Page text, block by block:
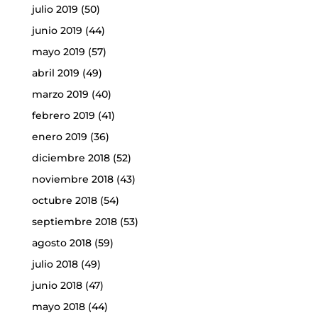
julio 2019 (50)
junio 2019 (44)
mayo 2019 (57)
abril 2019 (49)
marzo 2019 (40)
febrero 2019 (41)
enero 2019 (36)
diciembre 2018(52)
noviembre 2018(43)
octubre 2018(54)
septiembre 2018(53)
agosto 2018(59)
julio 2018(49)
junio 2018(47)
mayo 2018(44)